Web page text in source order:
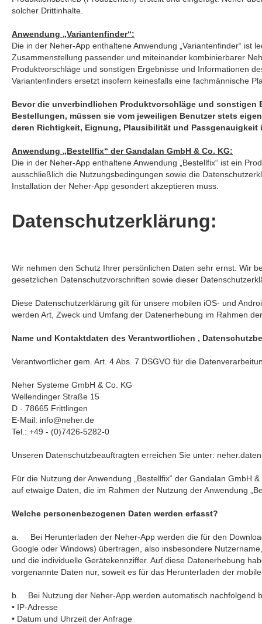
solcher Drittinhalte.
Anwendung „Variantenfinder“:
Die in der Neher-App enthaltene Anwendung „Variantenfinder“ ist
Zusammenstellung passender und miteinander kombinierbarer
Produktvorschläge und sonstigen Ergebnisse und Informationen
Variantenfinders ersetzt insofern keinesfalls eine fachmännische
Bevor die unverbindlichen Produktvorschläge und sonstigen
Bestellungen, müssen sie vom jeweiligen Benutzer stets
deren Richtigkeit, Eignung, Plausibilität und Passgenauigkeit
Anwendung „Bestellfix“ der Gandalan GmbH & Co. KG:
Die in der Neher-App enthaltene Anwendung „Bestellfix“ ist ein
ausschließlich die Nutzungsbedingungen sowie die
Installation der Neher-App gesondert akzeptieren muss.
Datenschutzerklärung:
Wir nehmen den Schutz Ihrer persönlichen Daten sehr ernst. Wir
gesetzlichen Datenschutzvorschriften sowie dieser
Diese Datenschutzerklärung gilt für unsere mobilen iOS- und
werden Art, Zweck und Umfang der Datenerhebung im Rahmen
Name und Kontaktdaten des Verantwortlichen ,
Verantwortlicher gem. Art. 4 Abs. 7 DSGVO für die
Neher Systeme GmbH & Co. KG
Wellendinger Straße 15
D - 78665 Frittlingen
E-Mail: info@neher.de
Tel.: +49 - (0)7426-5282-0
Unseren Datenschutzbeauftragten erreichen Sie unter:
Für die Nutzung der Anwendung „Bestellfix“ der Gandalan
auf etwaige Daten, die im Rahmen der Nutzung der Anwendung
Welche personenbezogenen Daten werden erfasst?
a. Bei Herunterladen der Neher-App werden die für den
Google oder Windows) übertragen, also insbesondere
und die individuelle Gerätekennziffer. Auf diese Datenerhebung
vorgenannte Daten nur, soweit es für das Herunterladen der
b. Bei Nutzung der Neher-App werden automatisch nachfolgend
• IP-Adresse
• Datum und Uhrzeit der Anfrage